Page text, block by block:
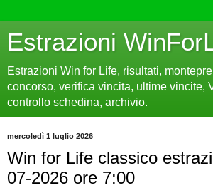
Estrazioni
Estrazioni Win for Life, risultati,
concorso, verifica vincita, ultime vincite,
controllo schedina, archivio.
mercoledì 1 luglio 2026
Win for Life classico
07-2026 ore 7:00